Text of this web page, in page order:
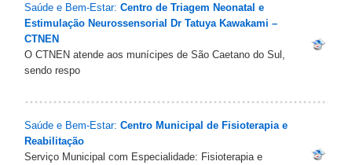
Saúde e Bem-Estar: Centro de Triagem Neonatal e
Estimulação Neurossensorial Dr Tatuya Kawakami –
CTNEN
O CTNEN atende aos munícipes de São Caetano do Sul,
sendo respo
Saúde e Bem-Estar: Centro Municipal de Fisioterapia e
Reabilitação
Serviço Municipal com Especialidade: Fisioterapia e